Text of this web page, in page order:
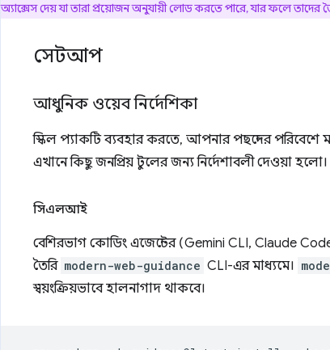
অ্যাক্সেস দেয় যা তারা প্রয়োজন অনুযায়ী লোড করতে পারে, যার ফলে তাদের
সেটআপ
আধুনিক ওয়েব নির্দেশিকা
স্কিল প্যাকটি ব্যবহার করতে, আপনার পছন্দের
এখানে কিছু জনপ্রিয় টুলের জন্য নির্দেশাবলী দেওয়া হলো।
সিএলআই
বেশিরভাগ কোডিং এজেন্টের (Gemini CLI, Claude
তৈরি modern-web-guidance CLI-এর মাধ্যমে।
স্বয়ংক্রিয়ভাবে হালনাগাদ থাকবে।